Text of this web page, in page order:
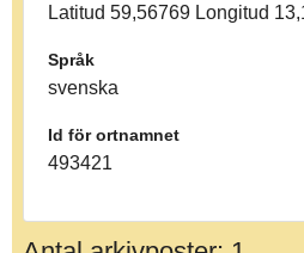
Latitud 59,56769 Longitud
Språk
svenska
Id för ortnamnet
493421